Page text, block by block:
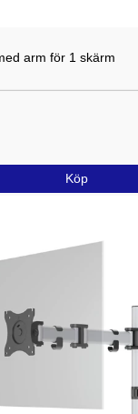
arm för 1 skärm
Köp